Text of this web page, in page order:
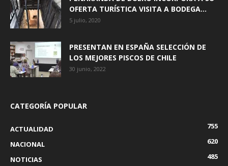
OFERTA TURÍSTICA VISITA A BODEGA...
5 julio, 2020
PRESENTAN EN ESPAÑA SELECCIÓN DE
LOS MEJORES PISCOS DE CHILE
30 junio, 2022
CATEGORÍA POPULAR
ACTUALIDAD
755
NACIONAL
620
NOTICIAS
485